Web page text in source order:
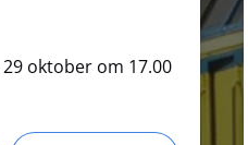
oktober om 17.00